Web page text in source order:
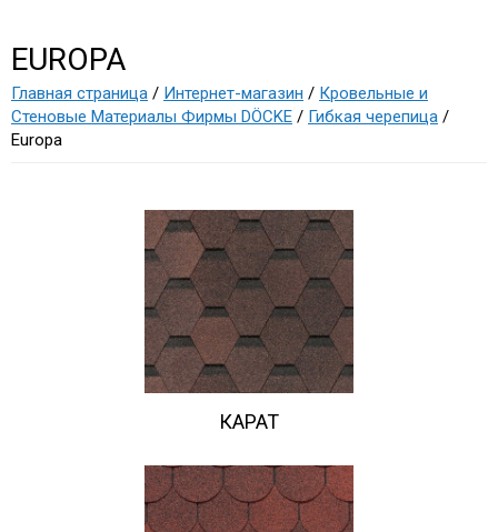
EUROPA
Главная страница / Интернет-магазин / Кровельные и
Стеновые Материалы Фирмы DÖCKE / Гибкая черепица /
Europa
КАРАТ